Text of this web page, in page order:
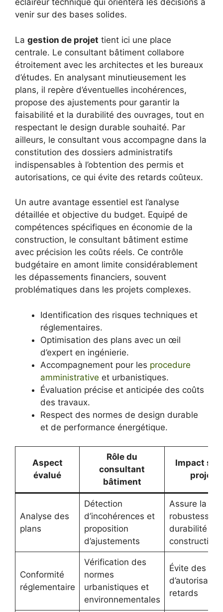
éclaireur technique qui orientera les décisions à
venir sur des bases solides.
La gestion de projet tient ici une place
centrale. Le consultant bâtiment collabore
étroitement avec les architectes et les bureaux
d’études. En analysant minutieusement les
plans, il repère d’éventuelles incohérences,
propose des ajustements pour garantir la
faisabilité et la durabilité des ouvrages, tout en
respectant le design durable souhaité. Par
ailleurs, le consultant vous accompagne dans la
constitution des dossiers administratifs
indispensables à l’obtention des permis et
autorisations, ce qui évite des retards coûteux.
Un autre avantage essentiel est l’analyse
détaillée et objective du budget. Equipé de
compétences spécifiques en économie de la
construction, le consultant bâtiment estime
avec précision les coûts réels. Ce contrôle
budgétaire en amont limite considérablement
les dépassements financiers, souvent
problématiques dans les projets complexes.
Identification des risques techniques et
réglementaires.
Optimisation des plans avec un œil
d’expert en ingénierie.
Accompagnement pour les procedure
amministrative et urbanistiques.
Évaluation précise et anticipée des coûts
des travaux.
Respect des normes de design durable
et de performance énergétique.
Aspect
évalué
Rôle du
consultant
bâtiment
Impact sur
projet
Analyse des
plans
Détection
d’incohérences et
proposition
d’ajustements
Assure la
robustesse
durabilité
constructions
Conformité
réglementaire
Vérification des
normes
urbanistiques et
environnementales
Évite des
retards